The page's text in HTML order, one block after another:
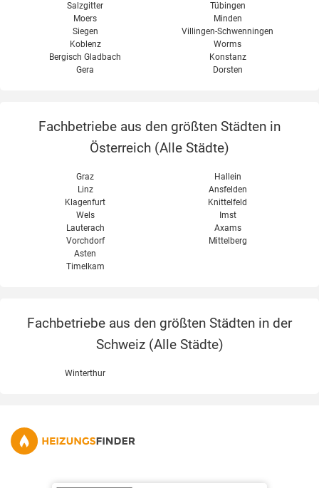
Salzgitter
Moers
Siegen
Koblenz
Bergisch Gladbach
Gera
Tübingen
Minden
Villingen-Schwenningen
Worms
Konstanz
Dorsten
Fachbetriebe aus den größten Städten in
Österreich (Alle Städte)
Graz
Linz
Klagenfurt
Wels
Hallein
Ansfelden
Knittelfeld
Imst
Lauterach
Vorchdorf
Asten
Timelkam
Axams
Mittelberg
Fachbetriebe aus den größten Städten in der
Schweiz (Alle Städte)
Winterthur